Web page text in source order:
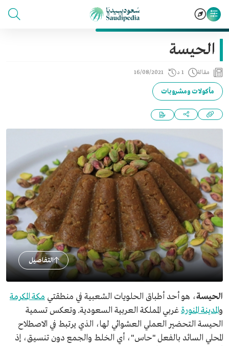
الحيسة
مقالة 1 د 16/08/2021
مأكولات ومشروبات
التفاصيل
الحيسة، هو أحد أطباق الحلويات الشعبية في منطقتي مكة المكرمة
والمدينة المنورة غربي المملكة العربية السعودية. وتعكس تسمية
الحيسة التحضير العملي العشوائي لها، الذي يرتبط في الاصطلاح
المحلي السائد بالفعل "حاس"، أي الخلط والجمع دون تنسيق، إذ